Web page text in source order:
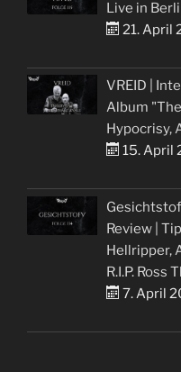
Live in
21. April
VREID |
Album
Hypocrisy,
15. April
Review |
Hellripper,
R.I.P. Ross
7. April